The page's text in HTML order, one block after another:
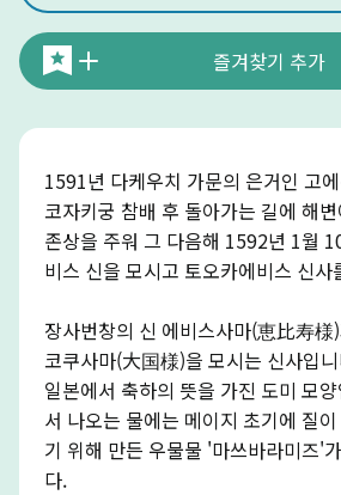
즐겨찾기 추가
1591년 다케우치 가문의 은거인 고
코자키궁 참배 후 돌아가는 길에 해
존상을 주워 그 다음해 1592년 1월
비스 신을 모시고 토오카에비스 신
장사번창의 신 에비스사마(恵比寿様
코쿠사마(大国様)을 모시는 신사입
일본에서 축하의 뜻을 가진 도미 모
서 나오는 물에는 메이지 초기에 질
기 위해 만든 우물물 '마쓰바라미즈'
다.